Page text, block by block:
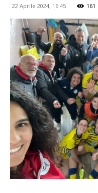
22 Aprile 2024, 16:45 161